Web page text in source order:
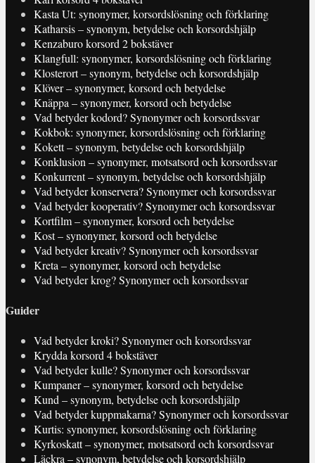
Kasta Ut: synonymer, korsordslösning och förklaring
Katharsis – synonym, betydelse och korsordshjälp
Kenzaburo korsord 2 bokstäver
Klangfull: synonymer, korsordslösning och förklaring
Klosterort – synonym, betydelse och korsordshjälp
Klöver – synonymer, korsord och betydelse
Knäppa – synonymer, korsord och betydelse
Vad betyder kodord? Synonymer och korsordssvar
Kokbok: synonymer, korsordslösning och förklaring
Kokett – synonym, betydelse och korsordshjälp
Konklusion – synonymer, motsatsord och korsordssvar
Konkurrent – synonym, betydelse och korsordshjälp
Vad betyder konservera? Synonymer och korsordssvar
Vad betyder kooperativ? Synonymer och korsordssvar
Kortfilm – synonymer, korsord och betydelse
Kost – synonymer, korsord och betydelse
Vad betyder kreativ? Synonymer och korsordssvar
Kreta – synonymer, korsord och betydelse
Vad betyder krog? Synonymer och korsordssvar
Guider
Vad betyder kroki? Synonymer och korsordssvar
Krydda korsord 4 bokstäver
Vad betyder kulle? Synonymer och korsordssvar
Kumpaner – synonymer, korsord och betydelse
Kund – synonym, betydelse och korsordshjälp
Vad betyder kuppmakarna? Synonymer och korsordssvar
Kurtis: synonymer, korsordslösning och förklaring
Kyrkoskatt – synonymer, motsatsord och korsordssvar
Läckra – synonym, betydelse och korsordshjälp